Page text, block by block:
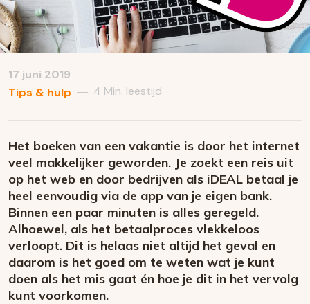
17 juni 2019
Tips & hulp — 4 Min. leestijd
Het boeken van een vakantie is door het internet
veel makkelijker geworden. Je zoekt een reis uit
op het web en door bedrijven als iDEAL betaal je
heel eenvoudig via de app van je eigen bank.
Binnen een paar minuten is alles geregeld.
Alhoewel, als het betaalproces vlekkeloos
verloopt. Dit is helaas niet altijd het geval en
daarom is het goed om te weten wat je kunt
doen als het mis gaat én hoe je dit in het vervolg
kunt voorkomen.